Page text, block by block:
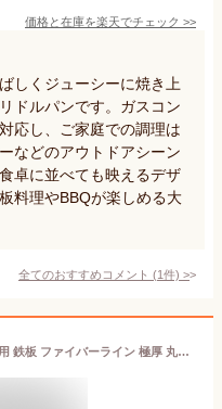
価格と在庫を楽天でチェック >>
しくジューシーに焼き上
ドルパンです。ガスコン
応し、ご家庭での調理は
などのアウトドアシーン
卓に並べても映えるデザ
料理やBBQが楽しめる大
全てのおすすめコメント (1件) >
キャプテンスタッグ バーベキュー用 鉄板 ファイバーライン 極厚 丸型鉄板 26cm M-6692M-6692